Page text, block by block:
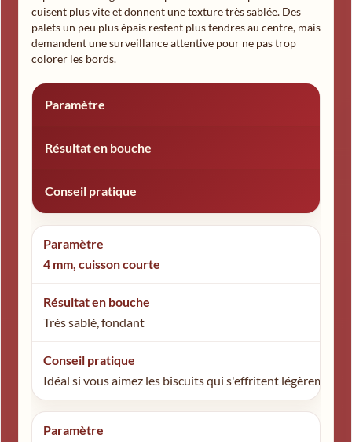
cuisent plus vite et donnent une texture très sablée. Des
palets un peu plus épais restent plus tendres au centre, mais
demandent une surveillance attentive pour ne pas trop
colorer les bords.
Paramètre
Résultat en bouche
Conseil pratique
4 mm, cuisson courte
Très sablé, fondant
Idéal si vous aimez les biscuits qui s'effritent légèrement